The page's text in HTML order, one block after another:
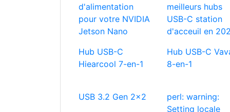
d'alimentation
pour votre NVIDIA
Jetson Nano
meilleurs hubs
USB-C station
d'acceuil en
Hub USB-C
Hiearcool 7-en-1
Hub USB-C
8-en-1
USB 3.2 Gen 2x2
perl: warning:
Setting locale